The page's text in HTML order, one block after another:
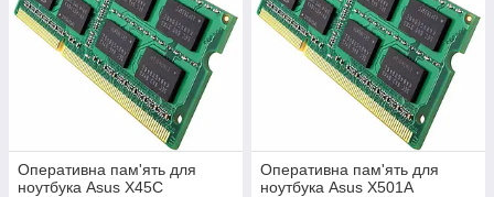
Оперативна пам'ять для
ноутбука Asus X45C
Оперативна пам'ять для
ноутбука Asus X501A